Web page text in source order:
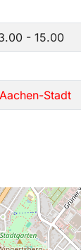
- 15.00
Stadt